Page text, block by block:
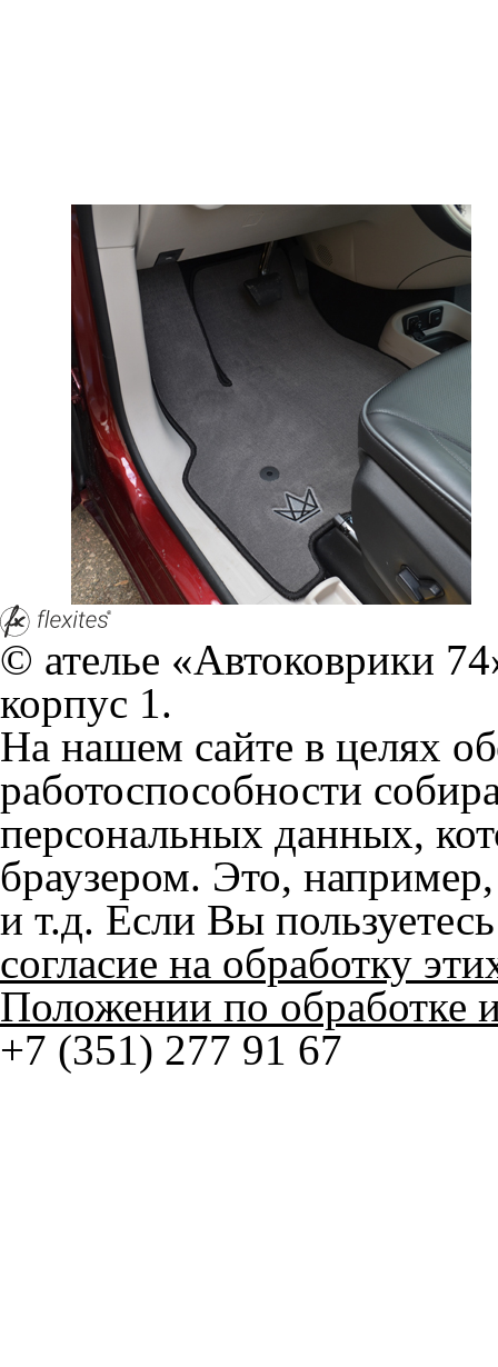
© ателье «Автоковрики
корпус 1.
На нашем сайте в целях
работоспособности
персональных данных,
браузером. Это,
и т.д. Если Вы
согласие на обработку
Положении по обработке
+7 (351) 277 91 67